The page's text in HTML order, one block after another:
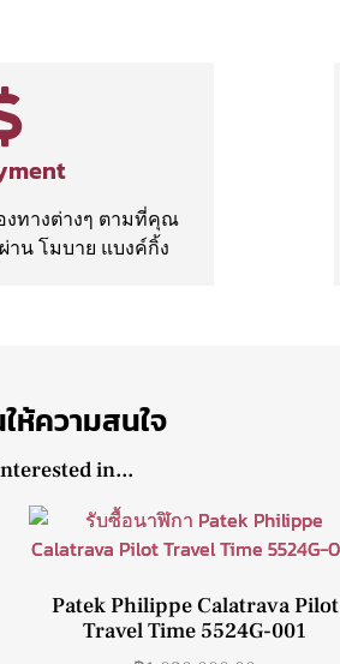
งทางต่างๆ ตามที่คุณ
าน โมบาย แบงค์กิ้ง
ห้ความสนใจ
in...
Patek Philippe Calatrava Pilot
Travel Time 5524G-001